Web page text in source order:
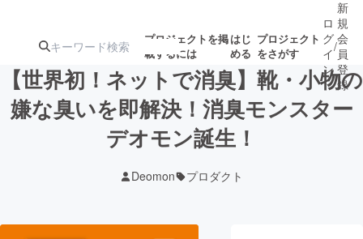
プロジェクトを掲
載するには
はじ
める
プロジェクト
をさがす
注目のリ 注目の新着プロ募集終了が近いプ
ロ
グ
イ
ン
/
新
規
会
員
登
録
【世界初！ネットで消臭】靴・小物の
嫌な臭いを即解決！消臭モンスター
デオモン誕生！
Deomon プロダクト